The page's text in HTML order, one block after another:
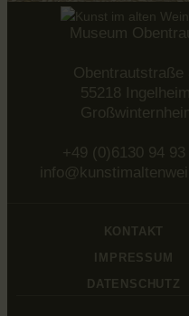
Museum
Obentrautstraße
55218
+49 (0)6130 94 93
KONTAKT
IMPRESSUM
DATENSCHUTZ